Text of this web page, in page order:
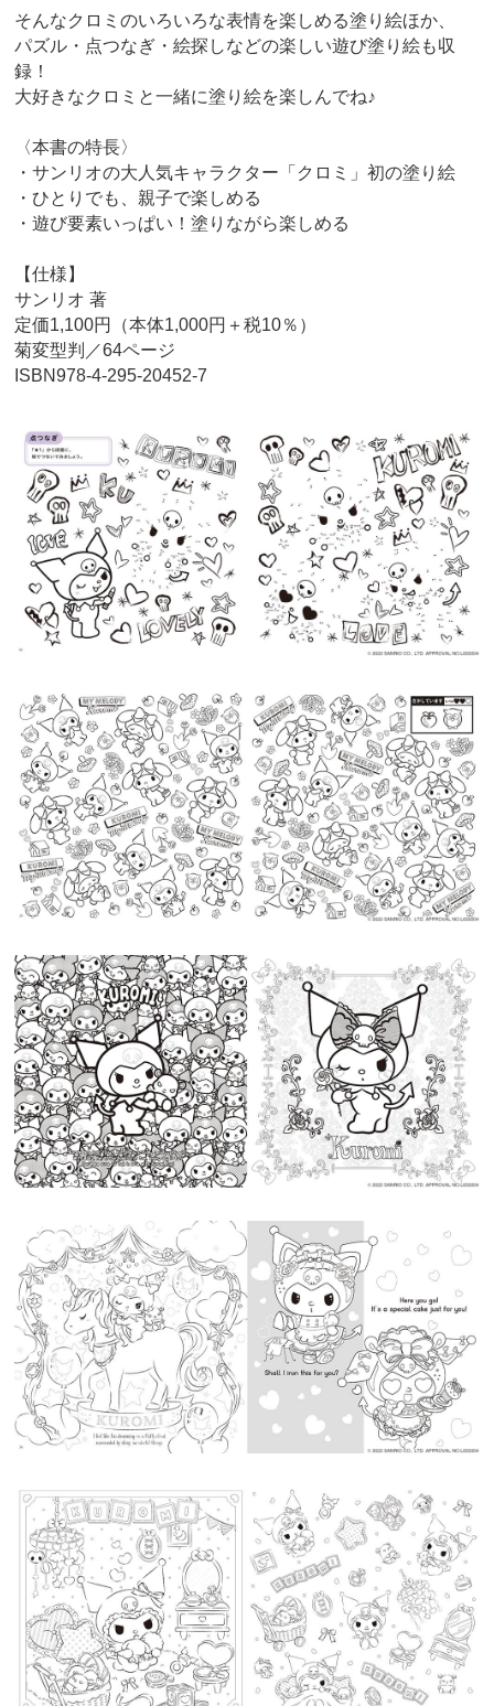
そんなクロミのいろいろな表情を楽しめる塗り絵ほか、
パズル・点つなぎ・絵探しなどの楽しい遊び塗り絵も収
録！
大好きなクロミと一緒に塗り絵を楽しんでね♪
〈本書の特長〉
・サンリオの大人気キャラクター「クロミ」初の塗り絵
・ひとりでも、親子で楽しめる
・遊び要素いっぱい！塗りながら楽しめる
【仕様】
サンリオ 著
定価1,100円（本体1,000円＋税10％）
菊変型判／64ページ
ISBN978-4-295-20452-7